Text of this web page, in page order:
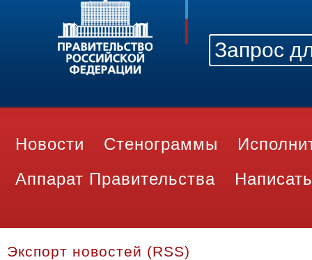
Новости Стенограммы
Аппарат Правительства
Экспорт новостей (RSS)